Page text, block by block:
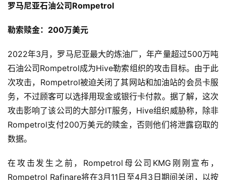
罗马尼亚石油公司Rompetrol
勒索赎金：200万美元
2022年3月，罗马尼亚最大的炼油厂，年产量超过500万吨
石油公司Rompetrol成为Hive勒索组织的攻击目标。由于此
次攻击，Rompetrol被迫关闭了其网站和加油站的会员卡服
务，不过顾客可以选择用现金或银行卡付款。据了解，这次
攻击影响了该公司的大部分IT服务，Hive组织威胁称，除非
Rompetrol支付200万美元的赎金，否则他们将泄露窃取的
数据。
在攻击发生之前，Rompetrol母公司KMG刚刚宣布，
Rompetrol Rafinare将在3月11日至4月3日期间关闭，以按